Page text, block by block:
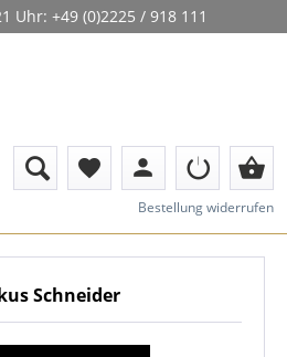
Uhr: +49 (0)2225 / 918 111
favorite person shopping_basket
Bestellung widerrufen
Schneider